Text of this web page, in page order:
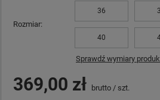
Rozmiar
36
40
Sprawdź wymiary
369,00 zł brutto / szt.